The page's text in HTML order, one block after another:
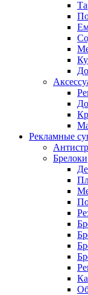
Рекламные
Брелоки